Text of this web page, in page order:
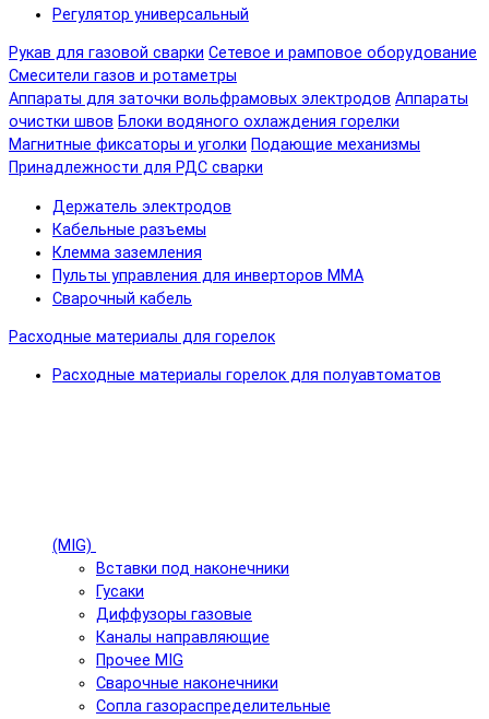
Регулятор универсальный
Рукав для газовой сварки Сетевое и рамповое оборудование
Смесители газов и ротаметры
Аппараты для заточки вольфрамовых электродов Аппараты
очистки швов Блоки водяного охлаждения горелки
Магнитные фиксаторы и уголки Подающие механизмы
Принадлежности для РДС сварки
Держатель электродов
Кабельные разъемы
Клемма заземления
Пульты управления для инверторов MMA
Сварочный кабель
Расходные материалы для горелок
Расходные материалы горелок для полуавтоматов
(MIG)
Вставки под наконечники
Гусаки
Диффузоры газовые
Каналы направляющие
Прочее MIG
Сварочные наконечники
Сопла газораспределительные